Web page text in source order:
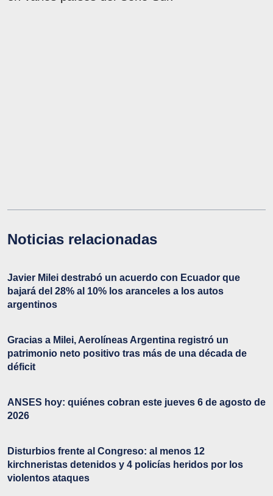
Noticias relacionadas
Javier Milei destrabó un acuerdo con Ecuador que
bajará del 28% al 10% los aranceles a los autos
argentinos
Gracias a Milei, Aerolíneas Argentina registró un
patrimonio neto positivo tras más de una década de
déficit
ANSES hoy: quiénes cobran este jueves 6 de agosto de
2026
Disturbios frente al Congreso: al menos 12
kirchneristas detenidos y 4 policías heridos por los
violentos ataques